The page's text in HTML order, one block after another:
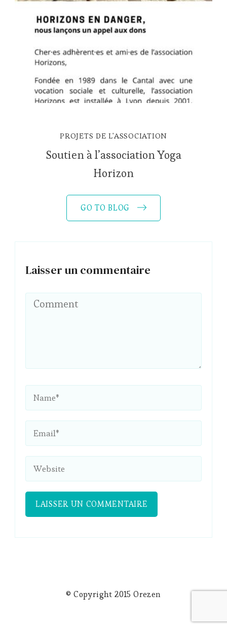
PROJETS DE L'ASSOCIATION
Soutien à l’association Yoga
Horizon
GO TO BLOG
Laisser un commentaire
© Copyright 2015 Orezen